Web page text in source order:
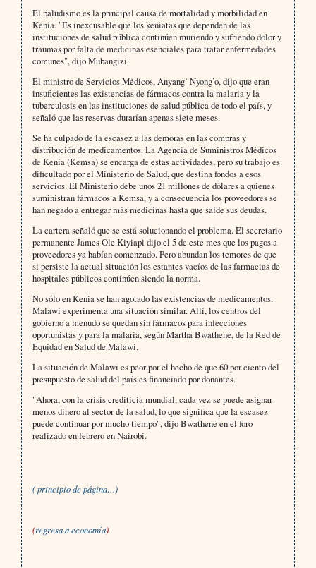
El paludismo es la principal causa de mortalidad y morbilidad en
Kenia. "Es inexcusable que los keniatas que dependen de las
instituciones de salud pública continúen muriendo y sufriendo dolor y
traumas por falta de medicinas esenciales para tratar enfermedades
comunes", dijo Mubangizi.
El ministro de Servicios Médicos, Anyang’ Nyong’o, dijo que eran
insuficientes las existencias de fármacos contra la malaria y la
tuberculosis en las instituciones de salud pública de todo el país, y
señaló que las reservas durarían apenas siete meses.
Se ha culpado de la escasez a las demoras en las compras y
distribución de medicamentos. La Agencia de Suministros Médicos
de Kenia (Kemsa) se encarga de estas actividades, pero su trabajo es
dificultado por el Ministerio de Salud, que destina fondos a esos
servicios. El Ministerio debe unos 21 millones de dólares a quienes
suministran fármacos a Kemsa, y a consecuencia los proveedores se
han negado a entregar más medicinas hasta que salde sus deudas.
La cartera señaló que se está solucionando el problema. El secretario
permanente James Ole Kiyiapi dijo el 5 de este mes que los pagos a
proveedores ya habían comenzado. Pero abundan los temores de que
si persiste la actual situación los estantes vacíos de las farmacias de
hospitales públicos continúen siendo la norma.
No sólo en Kenia se han agotado las existencias de medicamentos.
Malawi experimenta una situación similar. Allí, los centros del
gobierno a menudo se quedan sin fármacos para infecciones
oportunistas y para la malaria, según Martha Bwathene, de la Red de
Equidad en Salud de Malawi.
La situación de Malawi es peor por el hecho de que 60 por ciento del
presupuesto de salud del país es financiado por donantes.
"Ahora, con la crisis crediticia mundial, cada vez se puede asignar
menos dinero al sector de la salud, lo que significa que la escasez
puede continuar por mucho tiempo", dijo Bwathene en el foro
realizado en febrero en Nairobi.
( principio de página…)
(regresa a economía)